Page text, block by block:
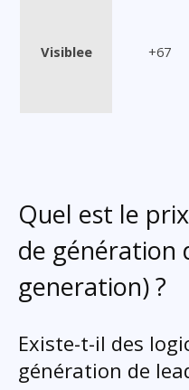
Visiblee +67
Quel est le
de génération
generation) ?
Existe-t-il des
génération de